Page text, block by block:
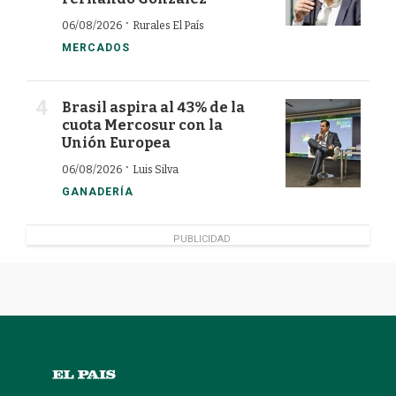
06/08/2026 · Rurales El País
MERCADOS
Brasil aspira al 43% de la
cuota Mercosur con la
Unión Europea
06/08/2026 · Luis Silva
GANADERÍA
PUBLICIDAD